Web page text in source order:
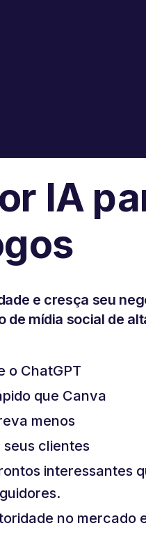
IA
e cresça seu
de mídia social de
o ChatGPT
que Canva
menos
seus clientes
interessantes
no mercado